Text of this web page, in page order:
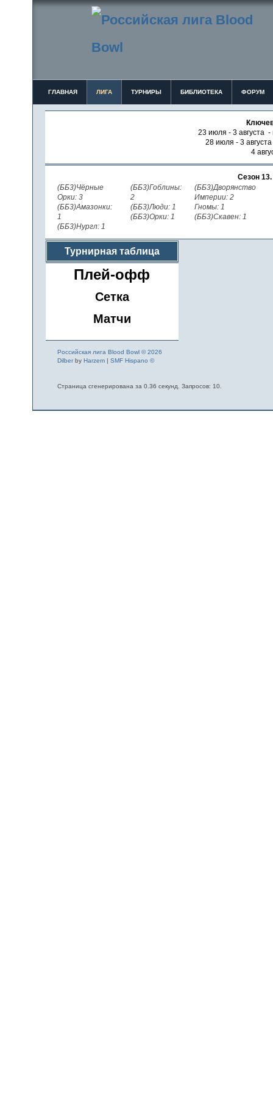
ГЛАВНАЯ ЛИГА ТУРНИРЫ БИБЛИОТЕКА ФОРУМ
23 июля - 3 августа -
28 июля - 3
4
Сезон 13.
(ББ3)Чёрные
Орки: 3
(ББ3)Амазонки:
1
(ББ3)Нургл: 1
(ББ3)Гоблины:
2
(ББ3)Люди: 1
(ББ3)Орки: 1
(ББ3)Дворянство
Империи: 2
Гномы: 1
(ББ3)Скавен: 1
Турнирная таблица
Плей-офф
Сетка
Матчи
Российская лига Blood Bowl © 2026
Dilberby Harzem| SMF Hispano ©
Страница сгенерирована за 0.36 секунд. Запросов: 10.